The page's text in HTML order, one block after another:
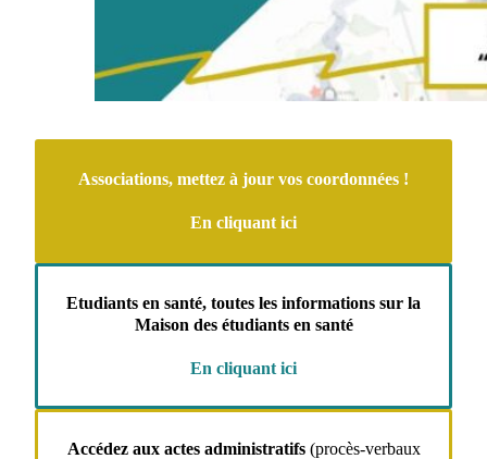
Associations, mettez à jour vos coordonnées !
En cliquant ici
Etudiants en santé, toutes les informations sur la
Maison des étudiants en santé
En cliquant ici
Accédez aux actes administratifs(procès-verbaux